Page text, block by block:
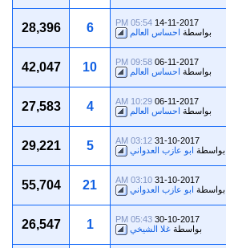
14-11-2017
05:54 PM
بواسطة احساس العالم 6
28,396
06-11-2017
09:58 PM
بواسطة احساس العالم 10
42,047
06-11-2017
10:29 AM
بواسطة احساس العالم 4
27,583
31-10-2017
03:12 AM
بواسطة ابو عازب العدواني 5
29,221
31-10-2017
03:10 AM
بواسطة ابو عازب العدواني 21
55,704
30-10-2017
05:43 PM
بواسطة غلا الشيخي 1
26,547